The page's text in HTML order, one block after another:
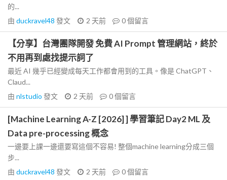
的...
由 duckravel48 發文 2 天前 0個留言
【分享】台灣團隊開發 免費 AI Prompt 管理網站，終於
不用再到處找提示詞了
最近 AI 幾乎已經變成每天工作都會用到的工具。像是 ChatGPT、
Claud...
由 nlstudio 發文 2 天前 0個留言
[Machine Learning A-Z [2026] ] 學習筆記 Day2 ML 及
Data pre-processing 概念
一邊要上課一邊還要寫這個不容易! 整個machine learning分成三個
步...
由 duckravel48 發文 2 天前 0個留言